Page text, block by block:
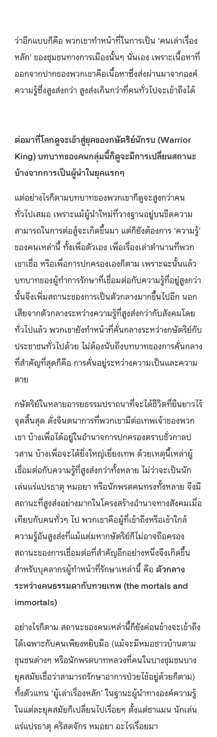
ว่าอีกแบบก็คือ พวกเขาทำหน้าที่ในการเป็น ‘คนเล่าเรื่อง
หลัก’ ของชุมชนทางการเมืองนั้นๆ นั่นเอง เพราะเนื้อหาที่
ออกจากปากของพวกเขาคือเนื้อหาซึ่งส่งผ่านมาจากองค์
ความรู้ซึ่งสูงส่งกว่า สูงส่งเกินกว่าที่คนทั่วไปจะเข้าถึงได้
ต่อมาที่โลกดูจะเข้าสู่ยุคของกษัตริย์นักรบ (Warrior
King) บทบาทของคนกลุ่มนี้ก็ดูจะมีการเปลี่ยนสถานะ
บ้างจากการเป็นผู้นำในยุคแรกๆ
แต่อย่างไรก็ตามบทบาทของพวกเขาก็ดูจะสูงกว่าคน
ทั่วไปเสมอ เพราะแม้ผู้นำใหม่ที่วางฐานอยู่บนขีดความ
สามารถในการต่อสู้จะเกิดขึ้นมา แต่ก็ยังต้องการ ‘ความรู้’
ของคนเหล่านี้ ทั้งเพื่อตัวเอง เพื่อเรื่องเล่าตำนานที่พวก
เขาเชื่อ หรือเพื่อการปกครองเองก็ตาม เพราะฉะนั้นแล้ว
บทบาทของผู้ทำการรักษาที่เชื่อมต่อกับความรู้ที่อยู่สูงกว่า
นั้นจึงเพิ่มสถานะของการเป็นตัวกลางมากขึ้นไปอีก นอก
เสียจากตัวกลางระหว่างความรู้ที่สูงส่งกว่ากับสังคมโดย
ทั่วไปแล้ว พวกเขายังทำหน้าที่คั่นกลางระหว่างกษัตริย์กับ
ประชาชนทั่วไปด้วย ไม่ต้องนับถึงบทบาทของการคั่นกลาง
ที่สำคัญที่สุดก็คือ การคั่นอยู่ระหว่างความเป็นและความ
ตาย
กษัตริย์ในหลายอารยธรรมปราถนาที่จะได้ชีวิตที่ยืนยาวไร้
จุดสิ้นสุด ดั่งจินตนาการที่พวกเขามีต่อเทพเจ้าของพวก
เขา บ้างเพื่อได้อยู่ในอำนาจการปกครองตราบชั่วกาลป
วสาน บ้างเพื่อจะได้ยิ่งใหญ่เยี่ยงเทพ ด้วยเหตุนี้เหล่าผู้
เชื่อมต่อกับความรู้ที่สูงส่งกว่าทั้งหลาย ไม่ว่าจะเป็นนัก
เล่นแร่แปรธาตุ หมอยา หรือนักพรตคนทรงทั้งหลาย จึงมี
สถานะที่สูงส่งอย่างมากในโครงสร้างอำนาจทางสังคมเมื่อ
เทียบกับคนทั่วๆ ไป พวกเขาคือผู้ที่เข้าถึงหรือเข้าใกล้
ความรู้อันสูงส่งที่แม้แต่มหากษัตริย์ก็ไม่อาจถือครอง
สถานะของการเชื่อมต่อที่สำคัญอีกอย่างหนึ่งจึงเกิดขึ้น
สำหรับบุคลากรผู้ทำหน้าที่รักษาเหล่านี้ คือ ตัวกลาง
ระหว่างคนธรรมดากับทวยเทพ (the mortals and
immortals)
อย่างไรก็ตาม สถานะของคนเหล่านี้ก็ยังค่อนข้างจะเข้าถึง
ได้เฉพาะกับคนเพียงหยิบมือ (แม้จะมีหมอชาวบ้านตาม
ชุนชนต่างๆ หรือนักพรตบาทหลวงที่คนในบางชุมชนบาง
ยุคสมัยเชื่อว่าสามารถรักษาอาการป่วยไข้อยู่ด้วยก็ตาม)
ทั้งตัวแทน ‘ผู้เล่าเรื่องหลัก’ ในฐานะผู้นำทางองค์ความรู้
ในแต่ละยุคสมัยก็เปลี่ยนไปเรื่อยๆ ตั้งแต่ชาแมน นักเล่น
แร่แปรธาตุ คริสตจักร หมอยา อะไรเรื่อยมา